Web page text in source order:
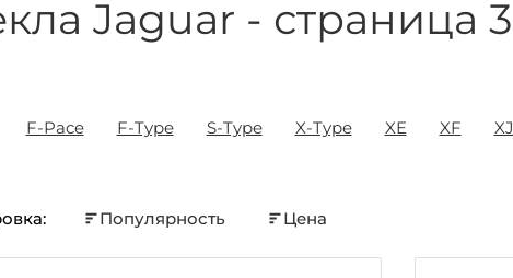
Jaguar - страница 3
F-Pace F-Type S-Type X-Type XE XF XJ
Популярность Цена